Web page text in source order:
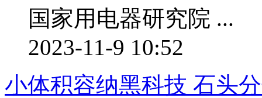
国家用电器研究院 ...
2023-11-9 10:52
小体积容纳黑科技 石头